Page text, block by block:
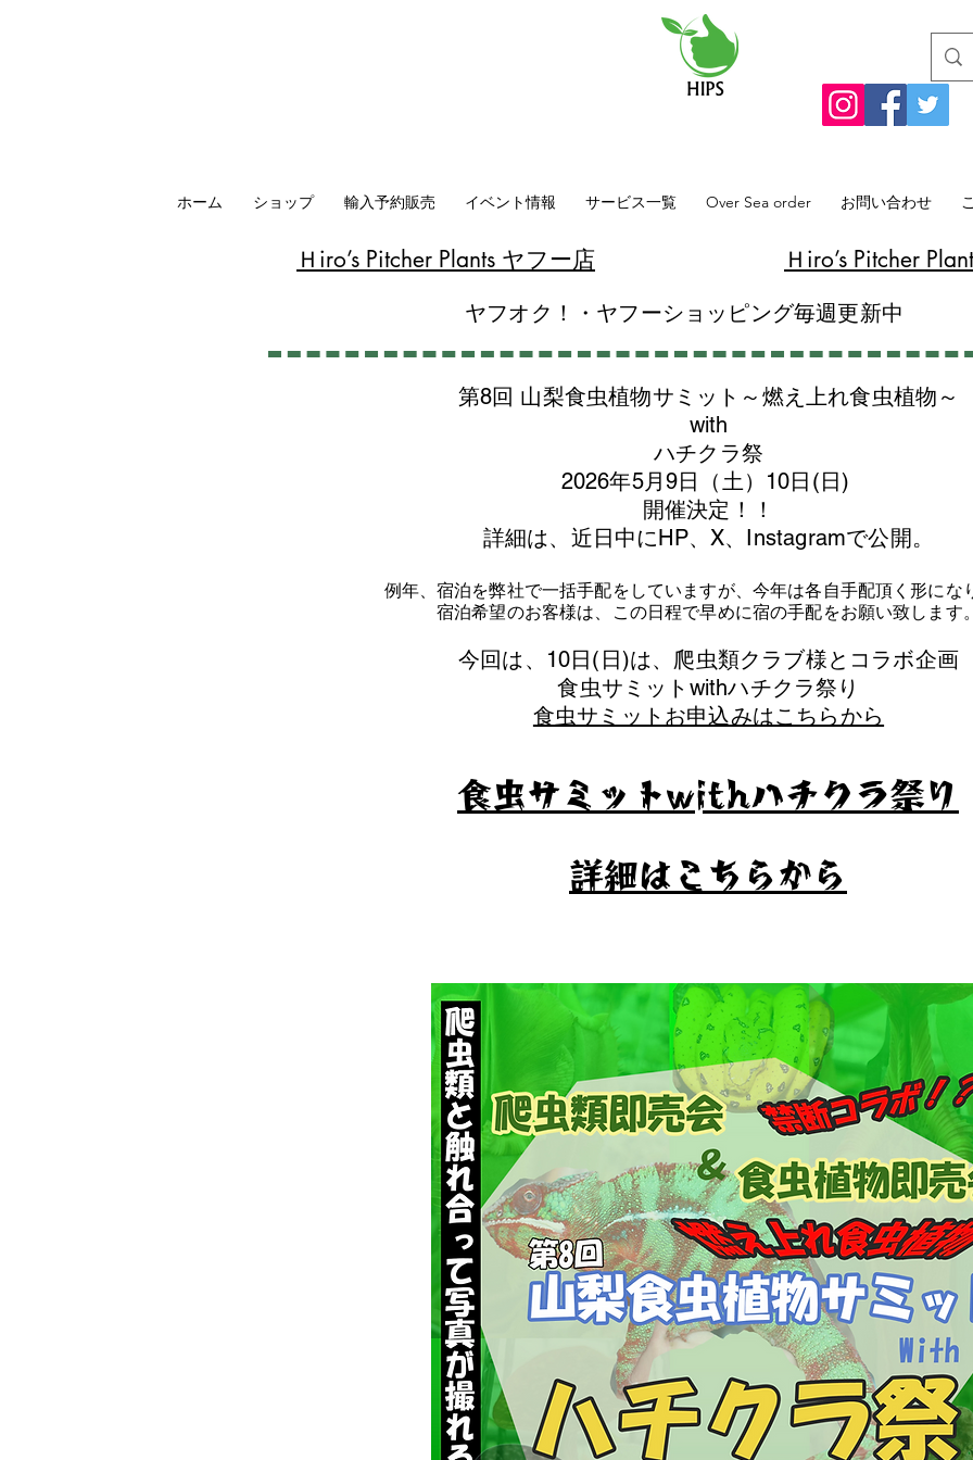
ホーム ショップ 輸入予約販売 イベント情報 サービス一覧 Over Sea order お問い合わせ
​Ｈiro’s Pitcher Plants ヤフー店 Ｈiro’s Pitcher
ヤフオク！・ヤフーショッピング毎週更新中
第8回 山梨食虫植物サミット～燃え上れ食虫植物～
with
​ハチクラ祭
2026年5月9日（土）10日(日)
​開催決定！！
詳細は、近日中にHP、X、Instagramで公開。
例年、宿泊を弊社で一括手配をしていますが、今年は各自手配頂く形にな
​宿泊希望のお客様は、この日程で早めに宿の手配をお願い致します。
​今回は、10日(日)は、爬虫類クラブ様とコラボ企画
​食虫サミットwithハチクラ祭り
食虫サミットお申込みはこちらから
食虫サミットwithハチクラ祭り
​詳細はこちらから